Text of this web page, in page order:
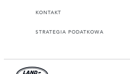
KONTAKT
STRATEGIA PODATKOWA